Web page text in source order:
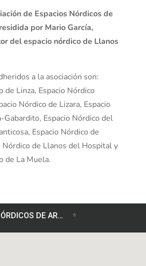
de Espacios Nórdicos de
por Mario García,
del espacio nórdico de Llanos
a la asociación son:
de Linza, Espacio Nórdico
Nórdico de Lizara, Espacio
Gabardito, Espacio Nórdico del
Espacio Nórdico de
Nórdico de Llanos del Hospital y
de La Muela.